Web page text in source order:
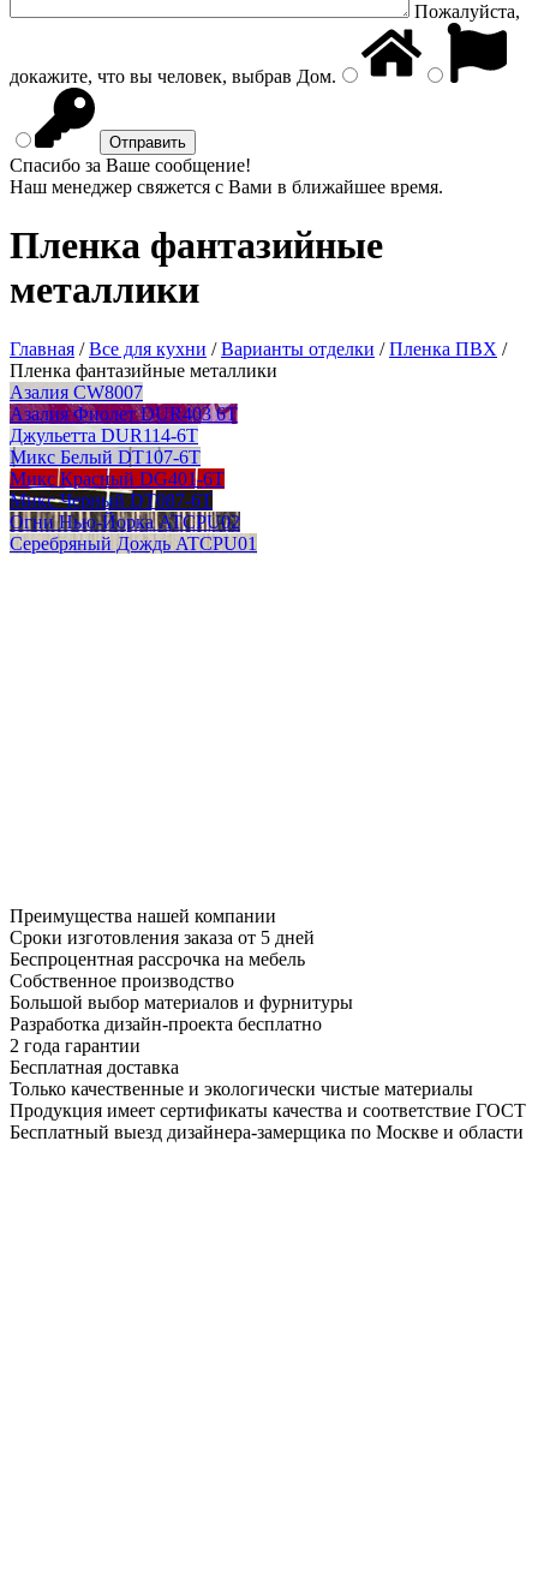
Пожалуйста,
докажите, что вы человек, выбрав Дом.
Спасибо за Ваше сообщение!
Наш менеджер свяжется с Вами в ближайшее время.
Пленка фантазийные
металлики
Главная /Все для кухни /Варианты отделки /Пленка ПВХ /
Пленка фантазийные металлики
Азалия CW8007
Азалия Фиолет DUR403 6T
Джульетта DUR114-6T
Микс Белый DT107-6T
Микс Красный DG401-6T
Микс Черный DT087-6T
Огни Нью-Йорка ATCPU02
Серебряный Дождь ATCPU01
Преимущества нашей компании
Сроки изготовления заказа от 5 дней
Беспроцентная рассрочка на мебель
Собственное производство
Большой выбор материалов и фурнитуры
Разработка дизайн-проекта бесплатно
2 года гарантии
Бесплатная доставка
Только качественные и экологически чистые материалы
Продукция имеет сертификаты качества и соответствие ГОСТ
Бесплатный выезд дизайнера-замерщика по Москве и области